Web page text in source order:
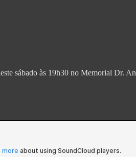
sábado às 19h30 no Memorial Dr.